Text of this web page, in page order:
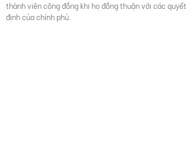
thành viên cộng đồng khi họ đồng thuận với các quyết
định của chính phủ.